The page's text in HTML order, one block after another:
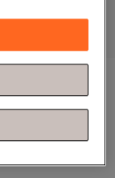
környakú alsó